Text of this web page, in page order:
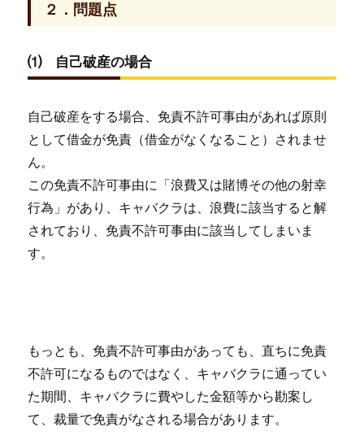
２．問題点
⑴ 自己破産の場合
自己破産をする場合、免責不許可事由があれば原則
として借金が免責（借金がなくなること）されませ
ん。
この免責不許可事由に「浪費又は賭博その他の射幸
行為」があり、キャバクラは、浪費に該当すると解
されており、免責不許可事由に該当してしまいま
す。
もっとも、免責不許可事由があっても、直ちに免責
不許可になるものではなく、キャバクラに通ってい
た期間、キャバクラに費やした金額等から勘案し
て、裁量で免責がなされる場合があります。